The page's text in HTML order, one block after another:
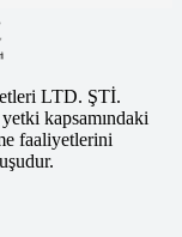
LTD. ŞTİ.
kapsamındaki
faaliyetlerini